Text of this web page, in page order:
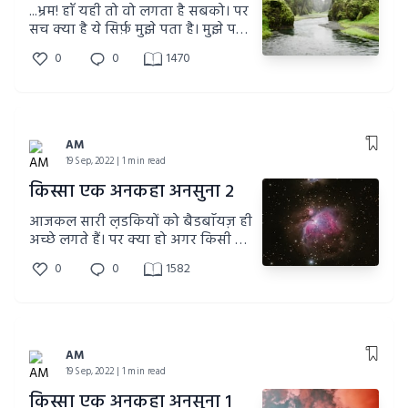
...भ्रम! हाँ यही तो वो लगता है सबको। पर
सच क्या है ये सिर्फ़ मुझे पता है। मुझे पता
है कि उसका इस दुनिया में होना उतना ही
सच है जितना ये सच है कि रोज़ सूरज रोज़
0 0 1470
AM
19 Sep, 2022 | 1 min read
किस्सा एक अनकहा अनसुना 2
आजकल सारी ल़डकियों को बैडबाॅयज़ ही
अच्छे लगते हैं। पर क्या हो अगर किसी को
दि अल्टीमेट बैडबाॅय मिल जाये तो?!
0 0 1582
AM
19 Sep, 2022 | 1 min read